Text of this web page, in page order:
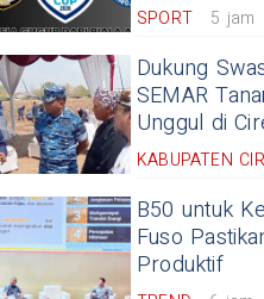
SPORT 5 jam
Dukung
SEMAR
Unggul di
KABUPATEN
B50 untuk
Fuso
Produktif